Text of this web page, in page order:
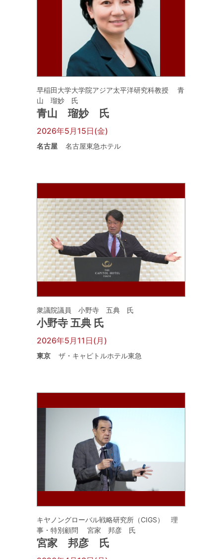
早稲田大学大学院アジア太平洋研究科教授 青
山 瑠妙 氏
青山 瑠妙 氏
2026年5月15日(金)
名古屋 名古屋東急ホテル
衆議院議員 小野寺 五典 氏
小野寺 五典 氏
2026年5月11日(月)
東京 ザ・キャピトルホテル東急
キヤノングローバル戦略研究所（CIGS） 理
事・特別顧問 宮家 邦彦 氏
宮家 邦彦 氏